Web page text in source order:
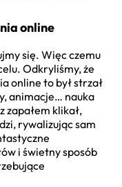
online
się. Więc czemu
Odkryliśmy, że
online to był strzał
animacje… nauka
zapałem klikał,
rywalizując sam
i świetny sposób